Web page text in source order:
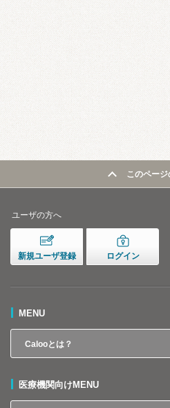
このペー
ユーザの方へ
新規ユーザ登録 ログイン
MENU
Calooとは？
医療機関向けMENU